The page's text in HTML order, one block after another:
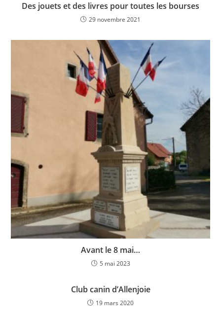
Des jouets et des livres pour toutes les bourses
29 novembre 2021
Avant le 8 mai…
5 mai 2023
Club canin d’Allenjoie
19 mars 2020